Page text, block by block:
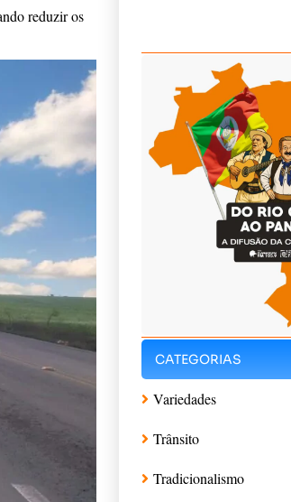
reduzir os
CATEGORIAS
Variedades
Trânsito
Tradicionalismo